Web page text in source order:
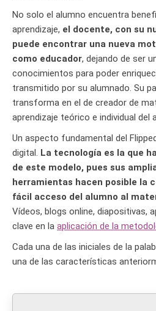
No solo el alumno encuentra
aprendizaje, el docente, con su
puede encontrar una nueva
como educador, dejando de ser
conocimientos para poder
transmitido por su alumnado. Su
transforma en el de creador de
aprendizaje teórico e individual del
Un aspecto fundamental del
digital. La tecnología es la que
de este modelo, pues sus
herramientas hacen posible la
fácil acceso del alumno al
Vídeos, blogs online, diapositivas,
clave en la aplicación de la
Cada una de las iniciales de la
una de las características